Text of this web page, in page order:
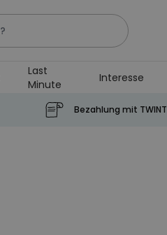
Geburtstag
Last
Minute
Interesse
Bezahlung mit TWINT